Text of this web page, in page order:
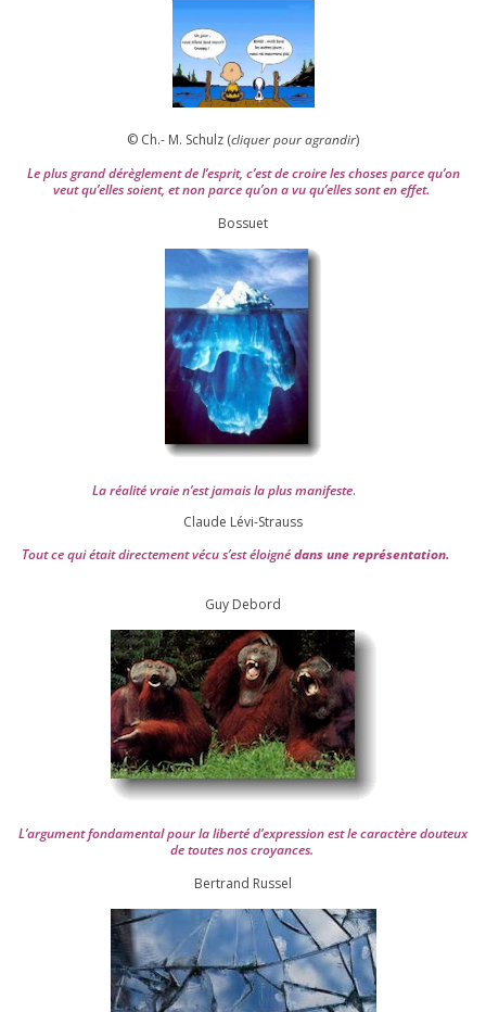
© Ch.- M. Schulz (cli­quer pour agran­dir)
Le plus grand dérè­gle­ment de l’es­prit, c’est de croire les choses parce qu’on
veut qu’elles soient, et non parce qu’on a vu qu’elles sont en effet.
Bossuet
La réa­lité vraie n’est jamais la plus mani­feste.
Claude Lévi-Strauss
Tout ce qui était direc­te­ment vécu s’est éloi­gnédans une repré­sen­ta­tion.
Guy Debord
L’argument fon­da­men­tal pour la liber­té d’expression est le carac­tère dou­teux
de toutes nos croyances.
Ber­trand Russel